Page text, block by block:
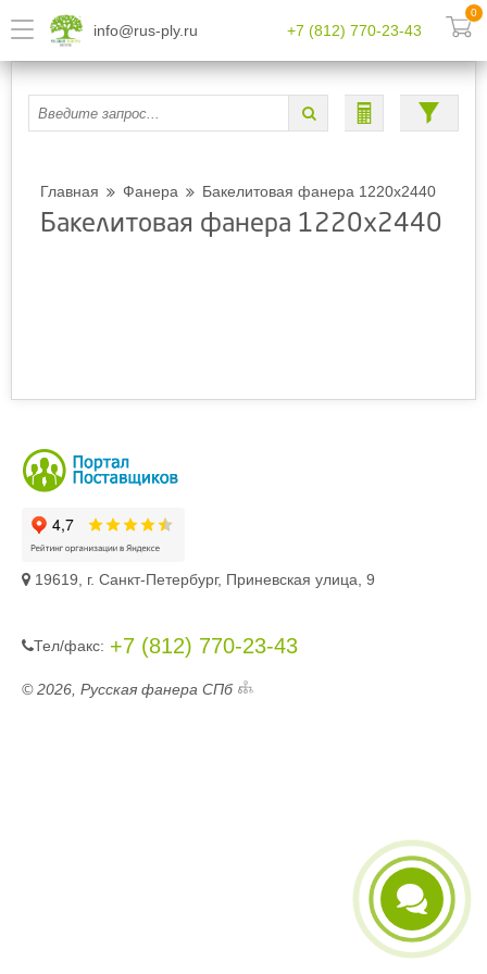
info@rus-ply.ru +7 (812) 770-23-43
0
Главная Фанера Бакелитовая фанера 1220х2440
Бакелитовая фанера 1220х2440
19619, г. Санкт-Петербург, Приневская улица, 9
Тел/фaкc: +7 (812) 770-23-43
© 2026, Русская фанера СПб